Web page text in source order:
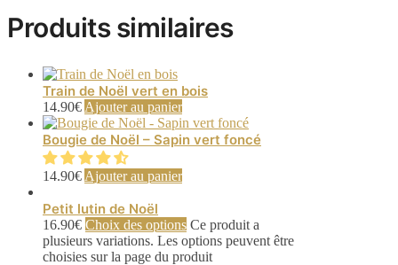
Produits similaires
Train de Noël vert en bois
14.90€ Ajouter au panier
Bougie de Noël – Sapin vert foncé
14.90€ Ajouter au panier
Petit lutin de Noël
16.90€ Choix des options Ce produit a
plusieurs variations. Les options peuvent être
choisies sur la page du produit